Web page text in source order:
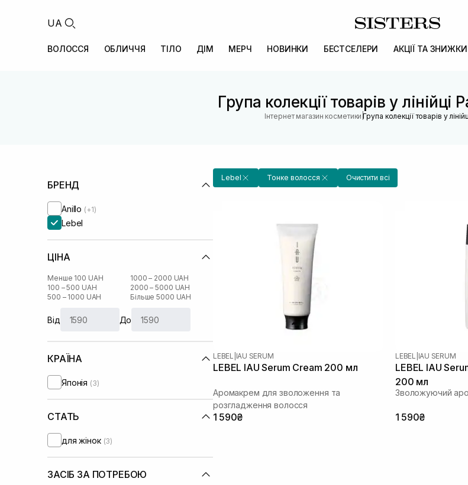
UA
ВОЛОССЯ ОБЛИЧЧЯ ТІЛО ДІМ МЕРЧ НОВИНКИ БЕСТСЕЛЕРИ АКЦІЇ ТА ЗНИЖКИ
Група колекції товарів у лінійці
Інтернет магазин косметики |Група колекції товарів у
БРЕНД
Anillo (+1)
Lebel
ЦІНА
Менше 100 UAH
100 – 500 UAH
500 – 1000 UAH
1000 – 2000 UAH
2000 – 5000 UAH
Більше 5000 UAH
Від До
КРАЇНА
Японія (3)
СТАТЬ
для жінок (3)
ЗАСІБ ЗА ПОТРЕБОЮ
Lebel Тонке волосся Очистити всі
LEBEL IAU SERUM
LEBEL IAU Serum Cream 200 мл
Аромакрем для зволоження та
розгладження волосся
1 590₴
LEBEL IAU SERUM
LEBEL IAU
200 мл
Зволожуючий
1 590₴